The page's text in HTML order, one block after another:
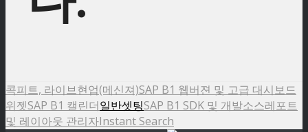
콕피트, 라이브현업(메신져)SAP B1 웹버젼 및 고급 대시보드
위젯SAP B1 캘린더일반셋팅SAP B1 SDK 및 개발소스레포트
및 레이아웃 관리자Instant Search